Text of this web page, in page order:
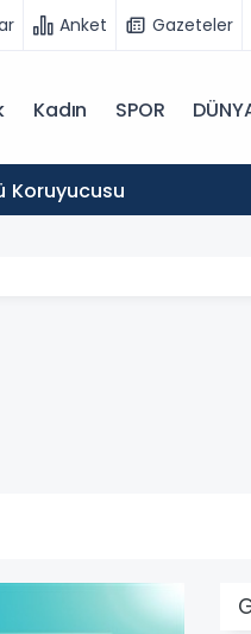
Anket Gazeteler
Kadın SPOR
Koruyucusu